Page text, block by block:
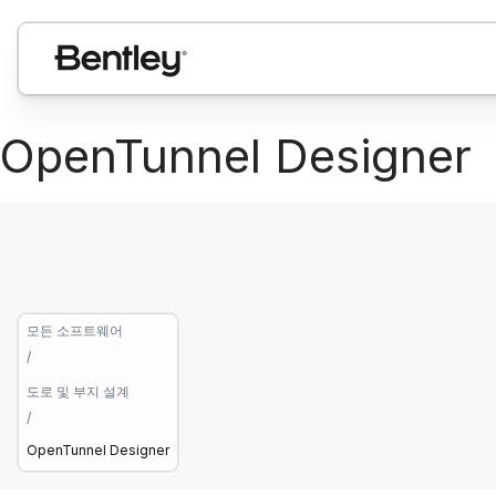
OpenTunnel Designer
모든 소프트웨어
/
도로 및 부지 설계
/
OpenTunnel Designer